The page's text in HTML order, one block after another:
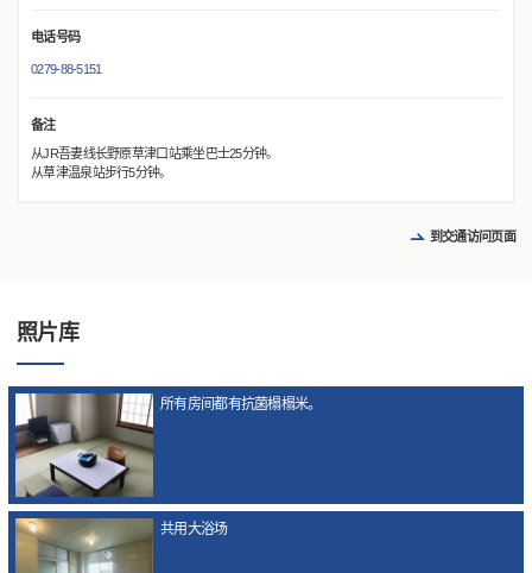
电话号码
0279-88-5151
备注
从JR吾妻线长野原草津口站乘坐巴士25分钟。
从草津温泉站步行5分钟。
到交通访问页面
照片库
所有房间都有抗菌榻榻米。
共用大浴场